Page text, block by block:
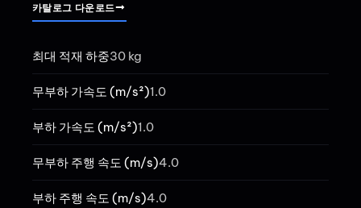
카탈로그 다운로드
최대 적재 하중30 kg
무부하 가속도 (m/s²)1.0
부하 가속도 (m/s²)1.0
무부하 주행 속도 (m/s)4.0
부하 주행 속도 (m/s)4.0